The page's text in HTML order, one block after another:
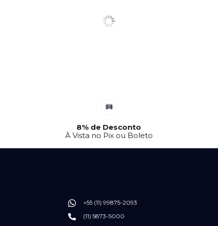
Parcelamento em até 12x
no Cartão de Crédito
+55 (11) 99875-2093
(11) 5873-5000